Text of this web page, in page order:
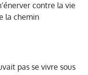
contre la vie
la chemin
pas se vivre sous